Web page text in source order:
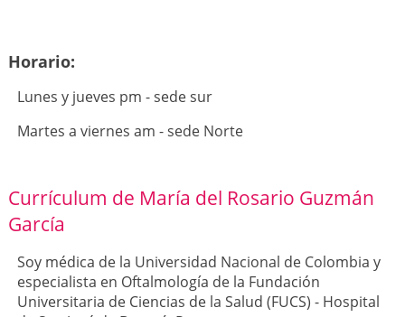
Horario:
Lunes y jueves pm - sede sur
Martes a viernes am - sede Norte
Currículum de María del Rosario Guzmán
García
Soy médica de la Universidad Nacional de Colombia y
especialista en Oftalmología de la Fundación
Universitaria de Ciencias de la Salud (FUCS) - Hospital